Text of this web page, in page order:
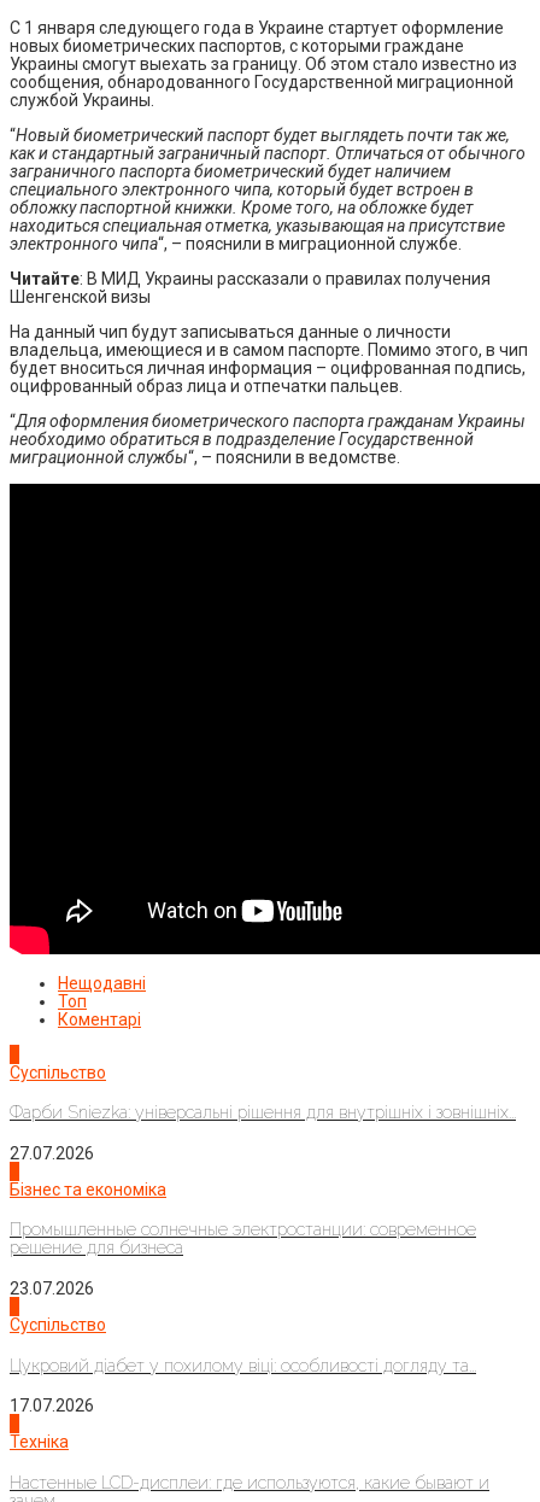
С 1 января следующего года в Украине стартует оформление
новых биометрических паспортов, с которыми граждане
Украины смогут выехать за границу. Об этом стало известно из
сообщения, обнародованного Государственной миграционной
службой Украины.
“Новый биометрический паспорт будет выглядеть почти так же,
как и стандартный заграничный паспорт. Отличаться от обычного
заграничного паспорта биометрический будет наличием
специального электронного чипа, который будет встроен в
обложку паспортной книжки. Кроме того, на обложке будет
находиться специальная отметка, указывающая на присутствие
электронного чипа“, – пояснили в миграционной службе.
Читайте: В МИД Украины рассказали о правилах получения
Шенгенской визы
На данный чип будут записываться данные о личности
владельца, имеющиеся и в самом паспорте. Помимо этого, в чип
будет вноситься личная информация – оцифрованная подпись,
оцифрованный образ лица и отпечатки пальцев.
“Для оформления биометрического паспорта гражданам Украины
необходимо обратиться в подразделение Государственной
миграционной службы“, – пояснили в ведомстве.
Нещодавні
Топ
Коментарі
Суспільство
Фарби Sniezka: універсальні рішення для внутрішніх і зовнішніх...
27.07.2026
Бізнес та економіка
Промышленные солнечные электростанции: современное
решение для бизнеса
23.07.2026
Суспільство
Цукровий діабет у похилому віці: особливості догляду та...
17.07.2026
Техніка
Настенные LCD-дисплеи: где используются, какие бывают и